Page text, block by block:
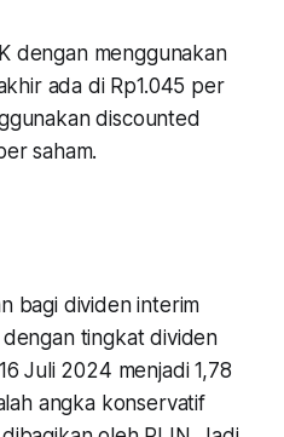
dengan menggunakan
ada di Rp1.045 per
discounted
saham.
bagi dividen interim
tingkat dividen
Juli 2024 menjadi 1,78
angka konservatif